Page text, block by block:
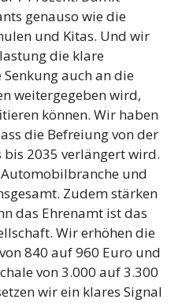
genauso wie die
und Kitas. Und wir
die klare
auch an die
weitergegeben wird,
können. Wir haben
die Befreiung von der
bis 2035 verlängert wird.
und
Zudem stärken
das Ehrenamt ist das
Wir erhöhen die
840 auf 960 Euro und
von 3.000 auf 3.300
wir ein klares Signal